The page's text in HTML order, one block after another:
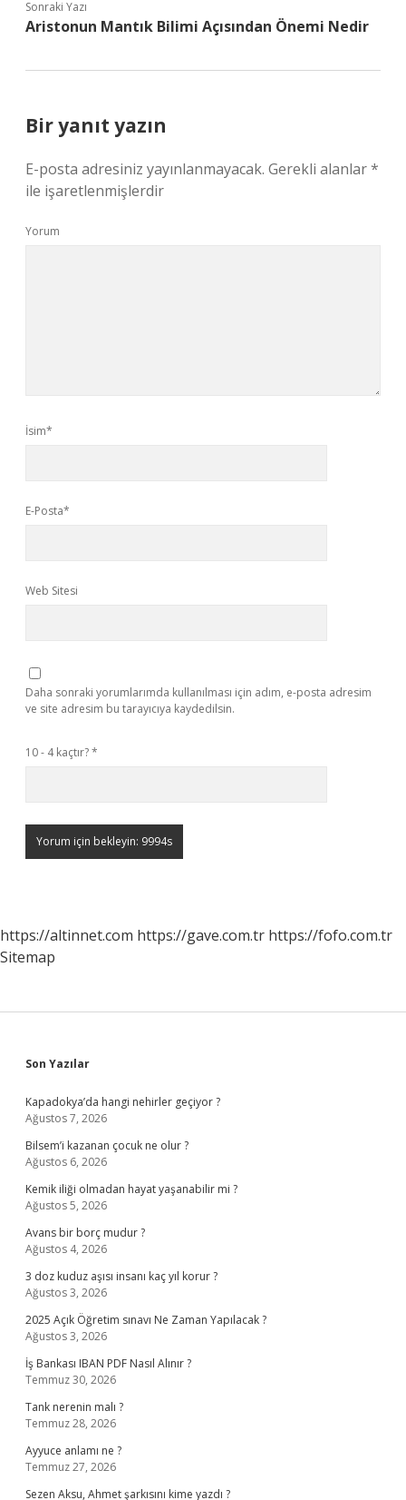
Sonraki Yazı
Aristonun Mantık Bilimi Açısından Önemi Nedir
Bir yanıt yazın
E-posta adresiniz yayınlanmayacak. Gerekli alanlar*
ile işaretlenmişlerdir
Yorum
İsim*
E-Posta*
Web Sitesi
Daha sonraki yorumlarımda kullanılması için adım, e-posta adresim
ve site adresim bu tarayıcıya kaydedilsin.
10 - 4 kaçtır?*
https://altinnet.com https://gave.com.tr https://fofo.com.tr
Sitemap
Sidebar
Son Yazılar
Kapadokya’da hangi nehirler geçiyor ?
Ağustos 7, 2026
Bilsem’i kazanan çocuk ne olur ?
Ağustos 6, 2026
Kemik iliği olmadan hayat yaşanabilir mi ?
Ağustos 5, 2026
Avans bir borç mudur ?
Ağustos 4, 2026
3 doz kuduz aşısı insanı kaç yıl korur ?
Ağustos 3, 2026
2025 Açık Öğretim sınavı Ne Zaman Yapılacak ?
Ağustos 3, 2026
İş Bankası IBAN PDF Nasıl Alınır ?
Temmuz 30, 2026
Tank nerenin malı ?
Temmuz 28, 2026
Ayyuce anlamı ne ?
Temmuz 27, 2026
Sezen Aksu, Ahmet şarkısını kime yazdı ?